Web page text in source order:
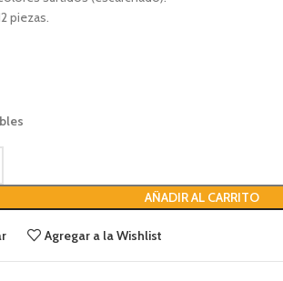
piezas.
AÑADIR AL CARRITO
Agregar a la Wishlist